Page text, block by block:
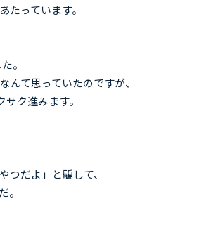
っています。
。
て思っていたのですが、
ク進みます。
だよ」と騙して、
。